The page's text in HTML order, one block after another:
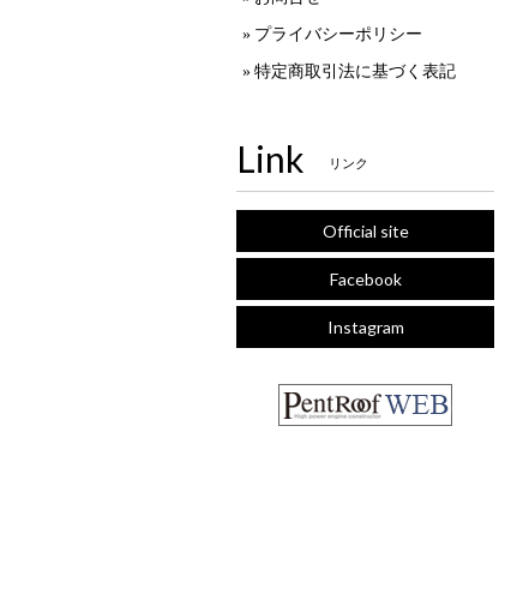
プライバシーポリシー
特定商取引法に基づく表記
Link リンク
Official site
Facebook
Instagram